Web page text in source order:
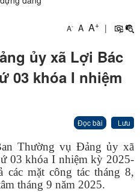
A- A A+ |
ủy xã Lợi Bác
03 khóa I nhiệm
Đọc bài Lưu
Thường vụ Đảng ủy xã
03 khóa I nhiệm kỳ 2025-
các mặt công tác tháng 8,
tháng 9 năm 2025.